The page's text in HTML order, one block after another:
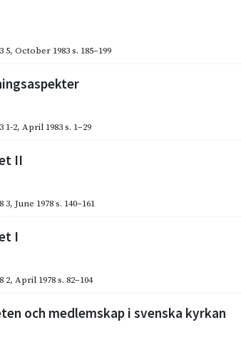
5, October 1983s. 185–199
1-2, April 1983s. 1–29
II
3, June 1978s. 140–161
I
2, April 1978s. 82–104
och medlemskap i svenska kyrkan